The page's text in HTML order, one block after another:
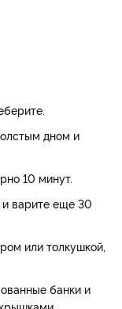
дном и
10 минут.
варите еще 30
или толкушкой,
банки и